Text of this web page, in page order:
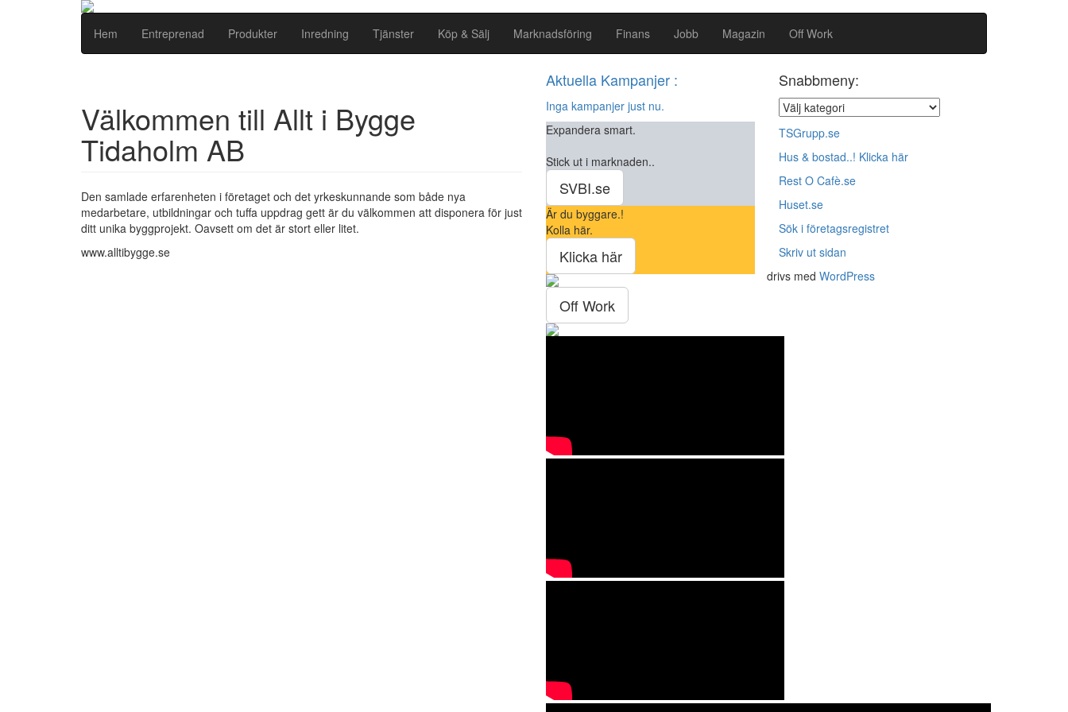
Hem Entreprenad Produkter Inredning Tjänster Köp & Sälj Marknadsföring Finans Jobb Magazin Off Work
Välkommen till Allt i Bygge
Tidaholm AB
Den samlade erfarenheten i företaget och det yrkeskunnande som både nya
medarbetare, utbildningar och tuffa uppdrag gett är du välkommen att disponera för just
ditt unika byggprojekt. Oavsett om det är stort eller litet.
www.alltibygge.se
Aktuella Kampanjer :
Inga kampanjer just nu.
Expandera smart.
Stick ut i marknaden..
SVBI.se
Är du byggare.!
Kolla här.
Klicka här
Off Work
Snabbmeny:
TSGrupp.se
Hus & bostad..! Klicka här
Rest O Cafè.se
Huset.se
Sök i företagsregistret
Skriv ut sidan
drivs med WordPress